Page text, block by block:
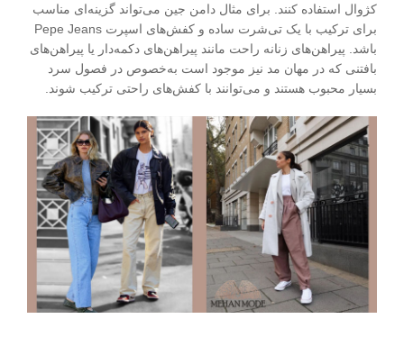
کژوال استفاده کنند. برای مثال دامن جین می‌تواند گزینه‌ای مناسب
برای ترکیب با یک تی‌شرت ساده و کفش‌های اسپرت Pepe Jeans
باشد. پیراهن‌های زنانه راحت مانند پیراهن‌های دکمه‌دار یا پیراهن‌های
بافتنی که در مهان مد نیز موجود است به‌خصوص در فصول سرد
بسیار محبوب هستند و می‌توانند با کفش‌های راحتی ترکیب شوند.